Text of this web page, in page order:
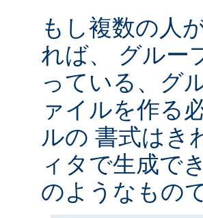
もし複数の人
れば、 グルー
っている、グ
ァイルを作る
ルの 書式はき
ィタで生成で
のようなもの